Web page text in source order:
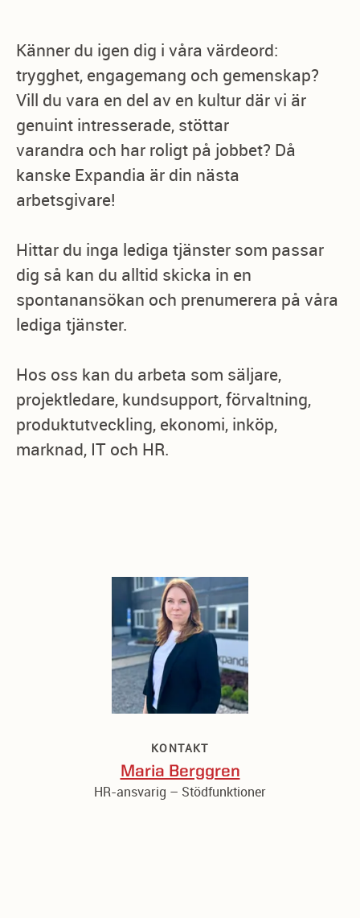
Känner du igen dig i våra värdeord:
trygghet, engagemang och gemenskap?
Vill du vara en del av en kultur där vi är
genuint intresserade, stöttar
varandra och har roligt på jobbet? Då
kanske Expandia är din nästa
arbetsgivare!
Hittar du inga lediga tjänster som passar
dig så kan du alltid skicka in en
spontanansökan och prenumerera på våra
lediga tjänster.
Hos oss kan du arbeta som säljare,
projektledare, kundsupport, förvaltning,
produktutveckling, ekonomi, inköp,
marknad, IT och HR.
KONTAKT
Maria Berggren
HR-ansvarig – Stödfunktioner